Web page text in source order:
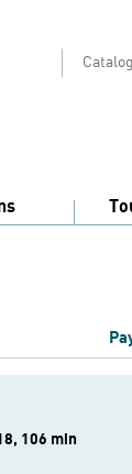
106 min